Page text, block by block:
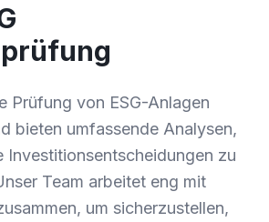
Prüfung von ESG-Anlagen
bieten umfassende Analysen,
Investitionsentscheidungen zu
Team arbeitet eng mit
um sicherzustellen,